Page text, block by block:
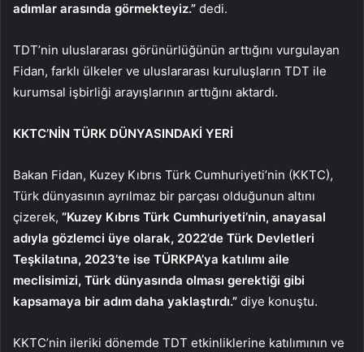
adımlar arasında görmekteyiz.” dedi.
TDT’nin uluslararası görünürlüğünün arttığını vurgulayan
Fidan, farklı ülkeler ve uluslararası kuruluşların TDT ile
kurumsal işbirliği arayışlarının arttığını aktardı.
KKTC’NİN TÜRK DÜNYASINDAKİ YERİ
Bakan Fidan, Kuzey Kıbrıs Türk Cumhuriyeti’nin (KKTC),
Türk dünyasının ayrılmaz bir parçası olduğunun altını
çizerek, “Kuzey Kıbrıs Türk Cumhuriyeti’nin, anayasal
adıyla gözlemci üye olarak, 2022’de Türk Devletleri
Teşkilatına, 2023’te ise TÜRKPA’ya katılımı aile
meclisimizi, Türk dünyasında olması gerektiği gibi
kapsamaya bir adım daha yaklaştırdı.” diye konuştu.
KKTC’nin ileriki dönemde TDT etkinliklerine katılımının ve